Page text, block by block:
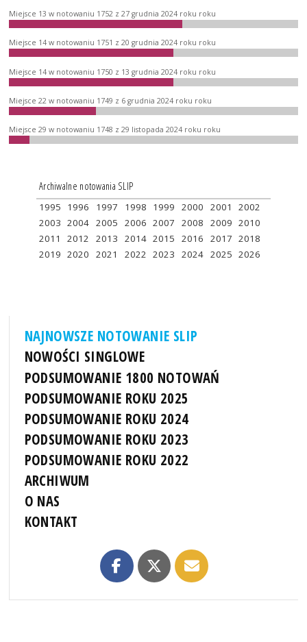
Miejsce 13 w notowaniu 1752 z 27 grudnia 2024 roku roku
Miejsce 14 w notowaniu 1751 z 20 grudnia 2024 roku roku
Miejsce 14 w notowaniu 1750 z 13 grudnia 2024 roku roku
Miejsce 22 w notowaniu 1749 z 6 grudnia 2024 roku roku
Miejsce 29 w notowaniu 1748 z 29 listopada 2024 roku roku
Archiwalne notowania SLIP
1995 1996 1997 1998 1999 2000 2001
2002
2003 2004 2005 2006 2007 2008 2009 2010
2011
2012 2013 2014 2015 2016 2017 2018
2019 2020 2021 2022 2023 2024 2025 2026
NAJNOWSZE NOTOWANIE SLIP
NOWOŚCI SINGLOWE
PODSUMOWANIE 1800 NOTOWAŃ
PODSUMOWANIE ROKU 2025
PODSUMOWANIE ROKU 2024
PODSUMOWANIE ROKU 2023
PODSUMOWANIE ROKU 2022
ARCHIWUM
O NAS
KONTAKT